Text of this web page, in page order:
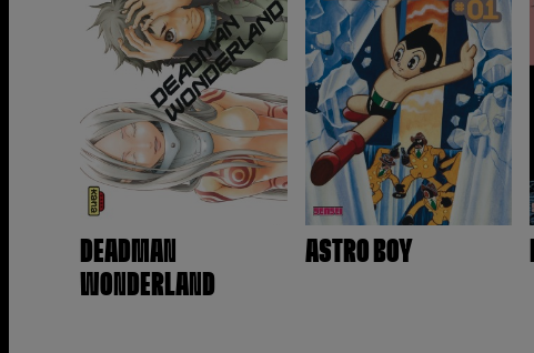
DEADMAN
WONDERLAND
ASTRO BOY